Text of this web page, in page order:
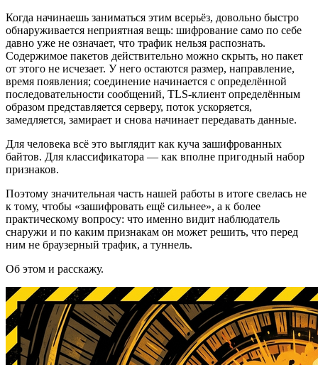
Когда начинаешь заниматься этим всерьёз, довольно быстро
обнаруживается неприятная вещь: шифрование само по себе
давно уже не означает, что трафик нельзя распознать.
Содержимое пакетов действительно можно скрыть, но пакет
от этого не исчезает. У него остаются размер, направление,
время появления; соединение начинается с определённой
последовательности сообщений, TLS-клиент определённым
образом представляется серверу, поток ускоряется,
замедляется, замирает и снова начинает передавать данные.
Для человека всё это выглядит как куча зашифрованных
байтов. Для классификатора — как вполне пригодный набор
признаков.
Поэтому значительная часть нашей работы в итоге свелась не
к тому, чтобы «зашифровать ещё сильнее», а к более
практическому вопросу: что именно видит наблюдатель
снаружи и по каким признакам он может решить, что перед
ним не браузерный трафик, а туннель.
Об этом и расскажу.